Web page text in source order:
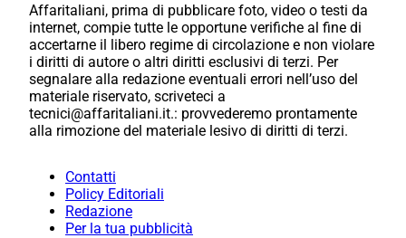
Affaritaliani, prima di pubblicare foto, video o testi da
internet, compie tutte le opportune verifiche al fine di
accertarne il libero regime di circolazione e non violare
i diritti di autore o altri diritti esclusivi di terzi. Per
segnalare alla redazione eventuali errori nell’uso del
materiale riservato, scriveteci a
tecnici@affaritaliani.it.: provvederemo prontamente
alla rimozione del materiale lesivo di diritti di terzi.
Contatti
Policy Editoriali
Redazione
Per la tua pubblicità